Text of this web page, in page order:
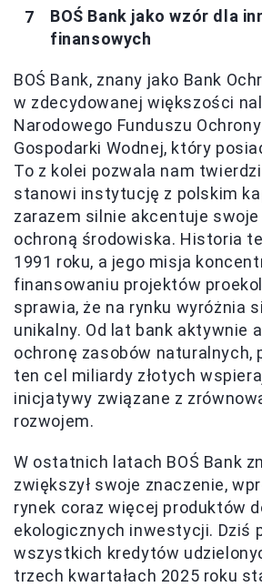
BOŚ Bank jako wzór dla
finansowych
BOŚ Bank, znany jako Bank
w zdecydowanej większości
Narodowego Funduszu
Gospodarki Wodnej, który
To z kolei pozwala nam
stanowi instytucję z polskim
zarazem silnie akcentuje
ochroną środowiska. Historia
1991 roku, a jego misja
finansowaniu projektów
sprawia, że na rynku wyróżnia
unikalny. Od lat bank aktywnie
ochronę zasobów naturalnych,
ten cel miliardy złotych
inicjatywy związane z
rozwojem.
W ostatnich latach BOŚ Bank
zwiększył swoje znaczenie,
rynek coraz więcej produktów
ekologicznych inwestycji. Dziś
wszystkich kredytów
trzech kwartałach 2025 roku